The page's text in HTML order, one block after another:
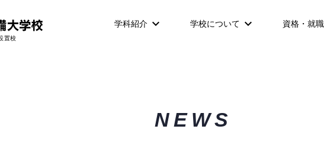
学科紹介 学校について 資格・就職
NEWS